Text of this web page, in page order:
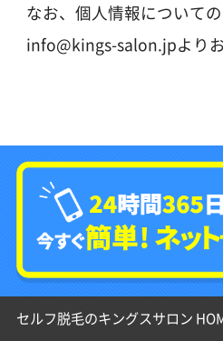
なお、個人情報についての
info@kings-salon.jpより
セルフ脱毛のキングスサロン